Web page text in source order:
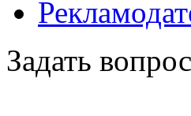
Задать вопрос